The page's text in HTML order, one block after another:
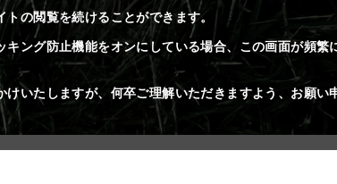
の閲覧を続けることができます。
キング防止機能をオンにしている場合、この画面が頻繁
けいたしますが、何卒ご理解いただきますよう、お願い